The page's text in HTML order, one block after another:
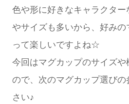
色や形に好きなキャラクタ
やサイズも多いから、好み
って楽しいですよね☆
今回はマグカップのサイズ
ので、次のマグカップ選び
さい♪